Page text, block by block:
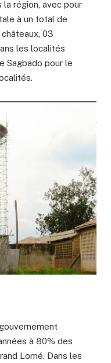
la région, avec pour
à un total de
03
les localités
Sagbado pour le
à 80% des
Lomé. Dans les